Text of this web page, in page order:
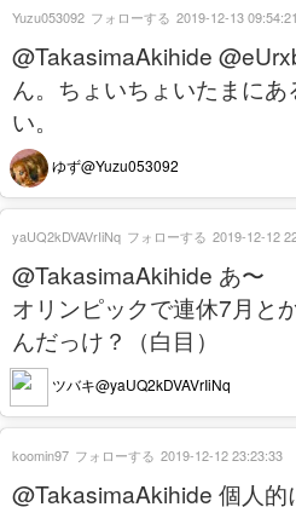
@TakasimaAkihide
ん。ちょいちょいたまに
い。
ゆず@Yuzu053092
Yuzu053092 フォローする 2019-12-13 09:54:21
@TakasimaAkihide あ〜
オリンピックで連休7月と
んだっけ？（白目）
ツバキ@yaUQ2kDVAVrIiNq
yaUQ2kDVAVrIiNq フォローする 2019-12-12
@TakasimaAkihide 個人
koomin97 フォローする 2019-12-12 23:23:33